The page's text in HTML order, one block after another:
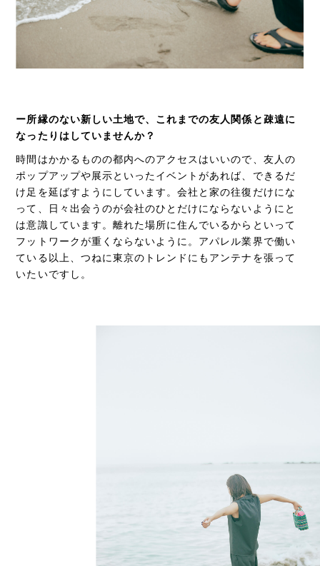
ー所縁のない新しい土地で、これまでの友人関係と疎遠に
なったりはしていませんか？
時間はかかるものの都内へのアクセスはいいので、友人の
ポップアップや展示といったイベントがあれば、できるだ
け足を延ばすようにしています。会社と家の往復だけにな
って、日々出会うのが会社のひとだけにならないようにと
は意識しています。離れた場所に住んでいるからといって
フットワークが重くならないように。アパレル業界で働い
ている以上、つねに東京のトレンドにもアンテナを張って
いたいですし。